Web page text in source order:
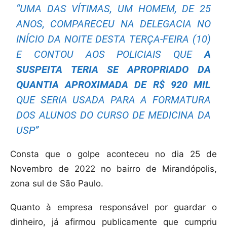
“UMA DAS VÍTIMAS, UM HOMEM, DE 25
ANOS, COMPARECEU NA DELEGACIA NO
INÍCIO DA NOITE DESTA TERÇA-FEIRA (10)
E CONTOU AOS POLICIAIS QUEA
SUSPEITA TERIA SE APROPRIADO DA
QUANTIA APROXIMADA DE R$ 920 MIL
QUE SERIA USADA PARA A FORMATURA
DOS ALUNOS DO CURSO DE MEDICINA DA
USP”
Consta que o golpe aconteceu no dia 25 de
Novembro de 2022 no bairro de Mirandópolis,
zona sul de São Paulo.
Quanto à empresa responsável por guardar o
dinheiro, já afirmou publicamente que cumpriu